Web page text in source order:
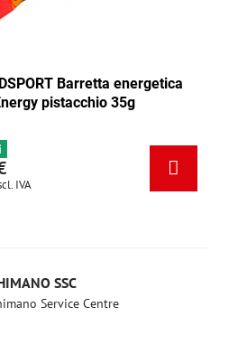
Barretta energetica
Caraibi 35g
3 pezzi
2,56 €
SSC
Service Centre